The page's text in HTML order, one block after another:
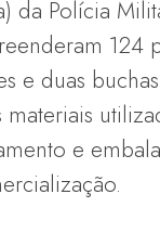
da Polícia
124
e duas
e